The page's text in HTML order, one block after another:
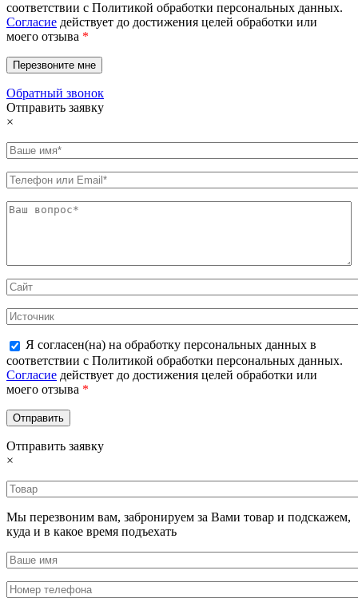
соответствии с Политикой обработки персональных данных.
Согласие действует до достижения целей обработки или
моего отзыва *
Обратный звонок
Отправить заявку
×
Я согласен(на) на обработку персональных данных в
соответствии с Политикой обработки персональных данных.
Согласие действует до достижения целей обработки или
моего отзыва *
Отправить заявку
×
Мы перезвоним вам, забронируем за Вами товар и подскажем,
куда и в какое время подъехать